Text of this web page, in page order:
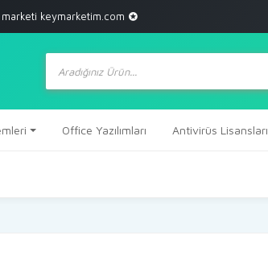
keymarketim.com
Products
search
Office Yazılımları Antivirüs Lisansları